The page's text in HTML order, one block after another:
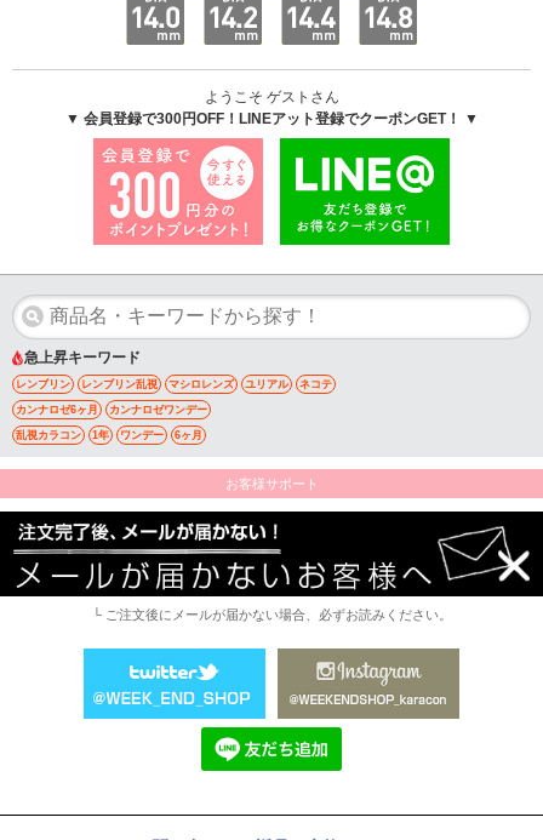
ようこそ ゲストさん
▼ 会員登録で300円OFF！LINEアット登録でクーポンGET！ ▼
急上昇キーワード
レンブリン レンブリン乱視 マシロレンズ ユリアル ネコテ
カンナロゼ6ヶ月 カンナロゼワンデー
乱視カラコン 1年 ワンデー 6ヶ月
お客様サポート
└ ご注文後にメールが届かない場合、必ずお読みください。